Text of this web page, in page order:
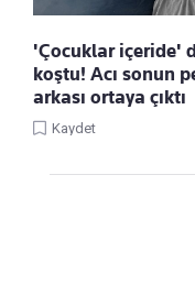
'Çocuklar içeride'
koştu! Acı sonun
arkası ortaya çıktı
Kaydet